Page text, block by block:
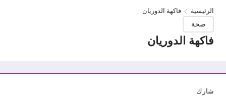
الرئيسية فاكهة الدوريان
صحة
فاكهة الدوريان
شارك